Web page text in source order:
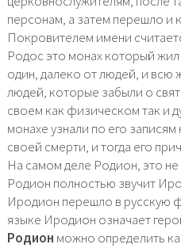
персонам, а затем перешло и
Покровителем имени
Родос это монах который
один, далеко от людей, и всю
людей, которые забыли о
своем как физическом так и
монахе узнали по его
своей смерти, и тогда его
На самом деле Родион, это
Родион полностью звучит
Иродион перешло в русскую
языке Иродион означает
Родион можно определить